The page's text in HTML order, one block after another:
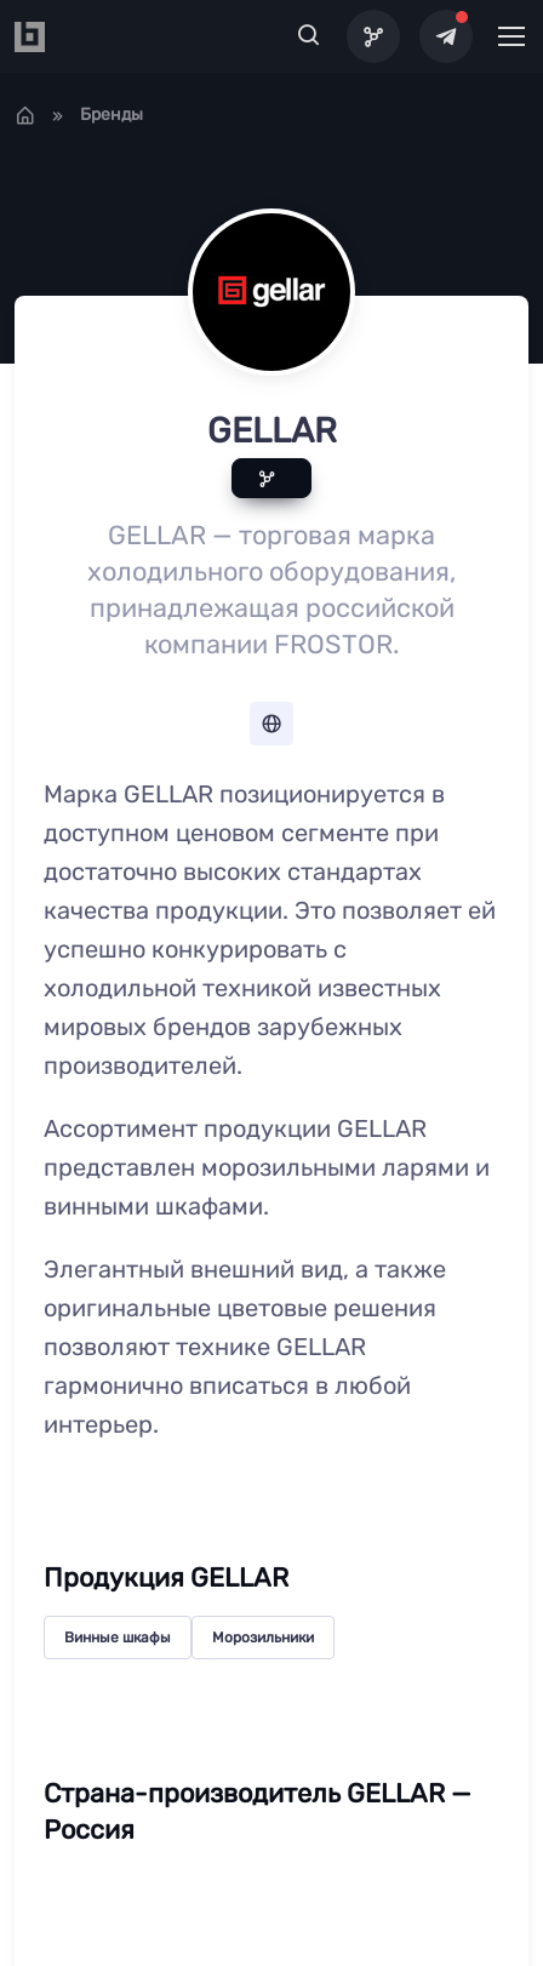
Бренды
GELLAR
GELLAR — торговая марка
холодильного оборудования,
принадлежащая российской
компании FROSTOR.
Марка GELLAR позиционируется в
доступном ценовом сегменте при
достаточно высоких стандартах
качества продукции. Это позволяет ей
успешно конкурировать с
холодильной техникой известных
мировых брендов зарубежных
производителей.
Ассортимент продукции GELLAR
представлен морозильными ларями и
винными шкафами.
Элегантный внешний вид, а также
оригинальные цветовые решения
позволяют технике GELLAR
гармонично вписаться в любой
интерьер.
Продукция GELLAR
Винные шкафы Морозильники
Страна-производитель GELLAR —
Россия